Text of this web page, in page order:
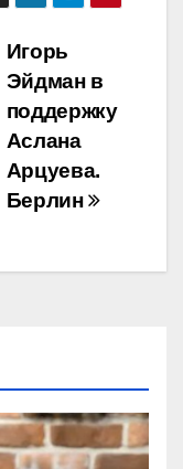
Игорь
Эйдман в
поддержку
Аслана
Арцуева.
Берлин